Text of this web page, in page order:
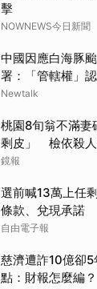
擊
NOWNEWS今日新聞
中國因應白海豚
署：「管轄權」
Newtalk
桃園8旬翁不滿妻
剩皮」 檢依殺
鏡報
選前喊13萬上任
條款、兌現承諾
自由電子報
慈濟遭詐10億卻
點：財報怎麼編